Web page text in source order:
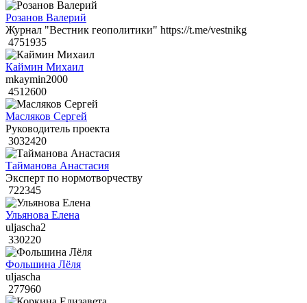
Розанов Валерий
Журнал "Вестник геополитики" https://t.me/vestnikg
4751935
Каймин Михаил
mkaymin2000
4512600
Масляков Сергей
Руководитель проекта
3032420
Тайманова Анастасия
Эксперт по нормотворчеству
722345
Ульянова Елена
uljascha2
330220
Фольшина Лёля
uljascha
277960